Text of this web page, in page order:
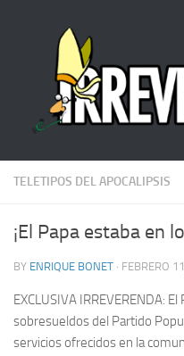
TELETIPOS DEL APOCALIPSIS
¡El Papa estaba en
BY ENRIQUE BONET · FEBRERO
EXCLUSIVA IRREVERENDA:
sobresueldos del Partido
servicios ofrecidos en la